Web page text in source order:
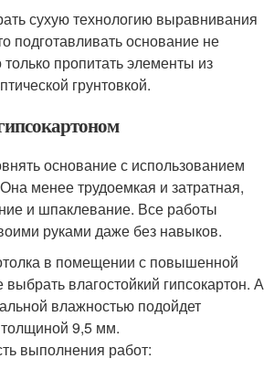
сухую технологию выравнивания
подготавливать основание не
пропитать элементы из
грунтовкой.
основание с использованием
менее трудоемкая и затратная,
и шпаклевание. Все работы
руками даже без навыков.
в помещении с повышенной
влагостойкий гипсокартон. А
влажностью подойдет
9,5 мм.
выполнения работ: